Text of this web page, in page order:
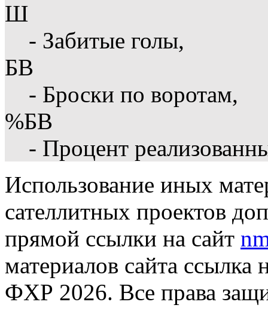
Ш
- Забитые голы,
БВ
- Броски по воротам,
%БВ
- Процент
Использование иных
сателлитных проектов
прямой ссылки на сайт
материалов сайта ссылка
ФХР 2026. Все права